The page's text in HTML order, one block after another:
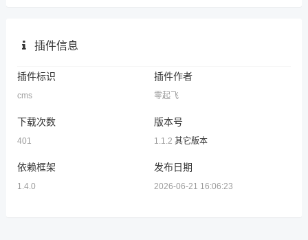
插件信息
插件标识
cms
插件作者
零起飞
下载次数
401
版本号
1.1.2 其它版本
依赖框架
1.4.0
发布日期
2026-06-21 16:06:23